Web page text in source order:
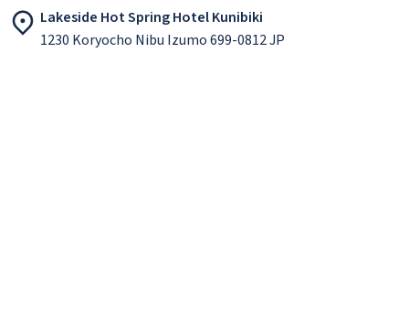
Lakeside Hot Spring Hotel Kunibiki
1230 Koryocho Nibu Izumo 699-0812 JP